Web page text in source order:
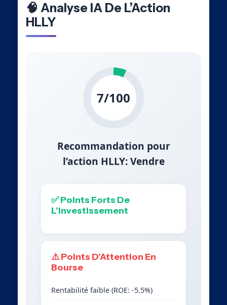
🧠 Analyse IA De L’Action
HLLY
7/100
Recommandation pour
l’action HLLY: Vendre
✅ Points Forts De
L’Investissement
⚠️ Points D’Attention En
Bourse
Rentabilité faible (ROE: -5.5%)